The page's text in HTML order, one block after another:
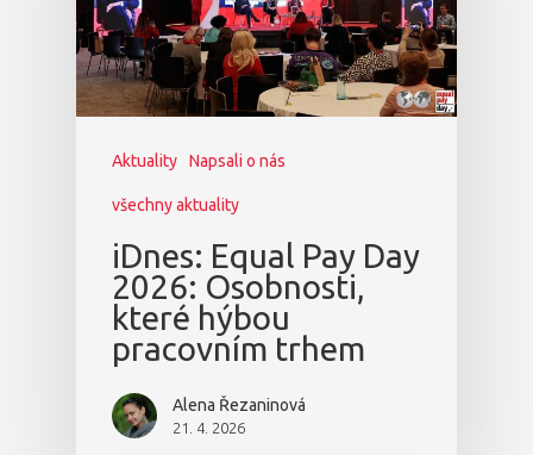
Aktuality Napsali o nás
všechny aktuality
iDnes: Equal Pay Day
2026: Osobnosti,
které hýbou
pracovním trhem
Alena Řezaninová
21. 4. 2026